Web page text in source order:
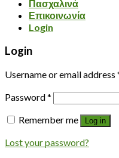
Πασχαλινά
Επικοινωνία
Login
Login
Username or email address
Password*
Remember me
Log in
Lost your password?